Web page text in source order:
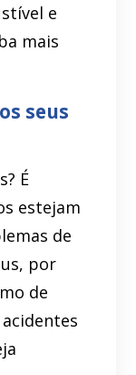
e
mais
seus
É
estejam
de
por
de